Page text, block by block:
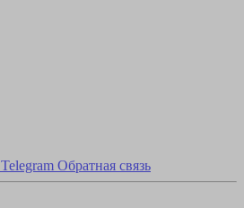
Telegram Обратная связь